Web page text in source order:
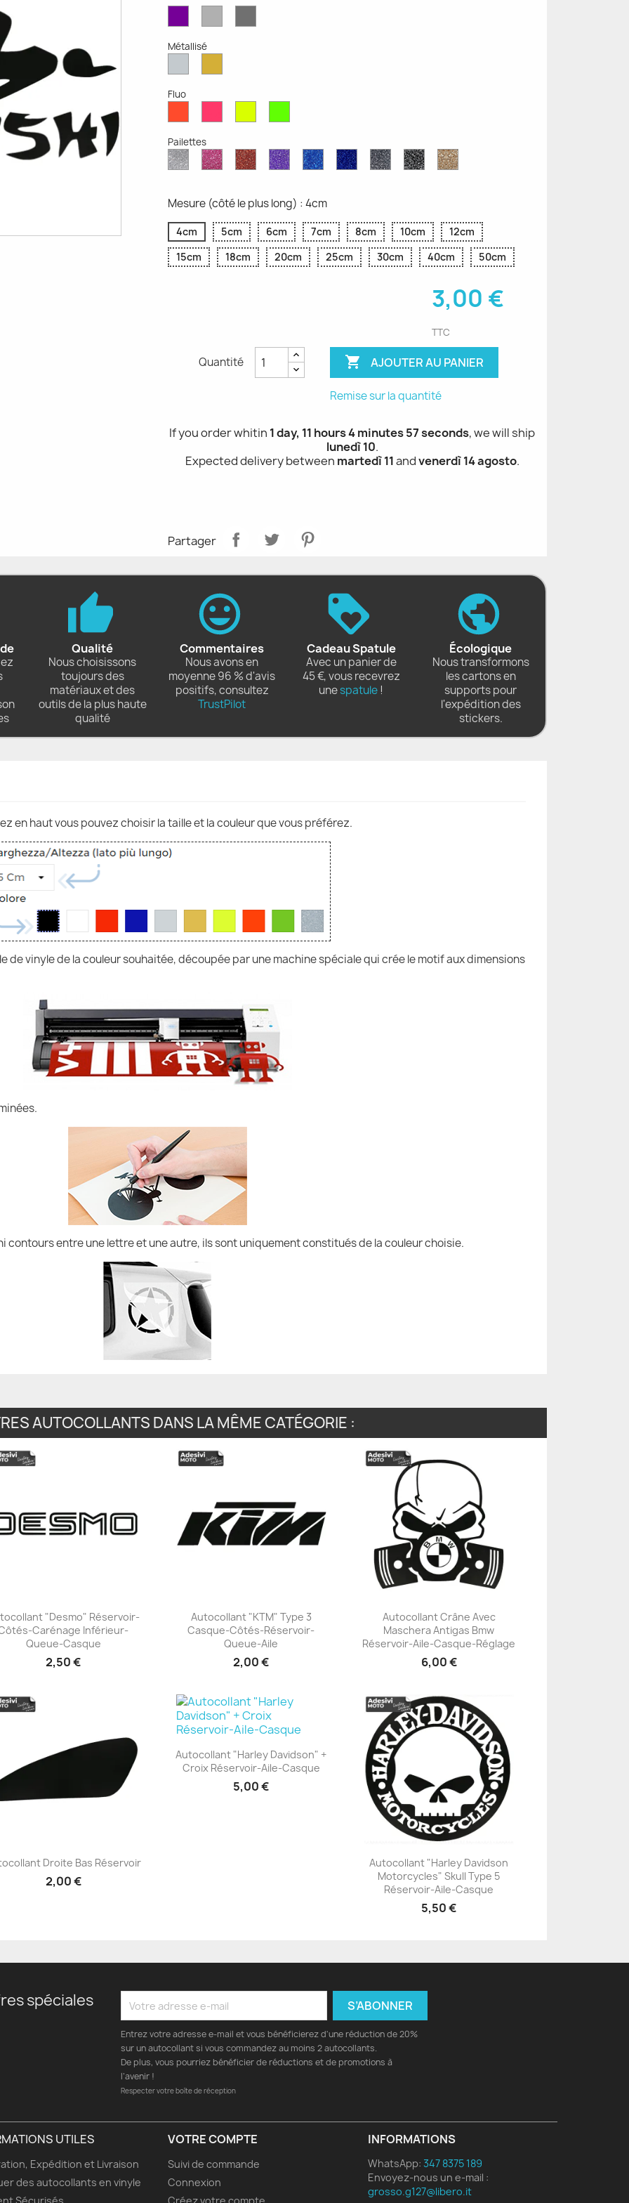
Mat
Clair
Foncé
Métallisé
MétalliséMétallique
Fluo
Fluo
Fluo
Fluo
Fluo
Pailettes
Diamant
Scintillant
Paillettes
Roses
Paillettes
Rouges
Paillettes
Violettes
Saphir
Bleu
Paillettes
Bleu
Gris
Pailleté
Paillettes
Noires
Paillettes
d'Or
Mesure (côté le plus long) : 4cm
4cm 5cm 6cm 7cm 8cm 10cm
12cm
15cm
18cm 20cm 25cm 30cm 40cm 50cm
3,00 €
TTC
Quantité  AJOUTER AU PANIER
Remise sur la quantité
If you order whitin 1 day, 11 hours 4 minutes 56 seconds, we will ship
lunedì 10.
Expected delivery between martedì 11andvenerdì 14 agosto.
Partager
Qualité
Nous choisissons
toujours des
matériaux et des
outils de la plus haute
qualité
Commentaires
Nous avons en
moyenne 96 % d'avis
positifs, consultez
TrustPilot
Cadeau Spatule
Avec un panier de
45 €, vous recevrez
unespatule !
Écologique
Nous transformons
les cartons en
supports pour
l'expédition des
stickers.
en haut vous pouvez choisir la taille et la couleur que vous préférez.
de vinyle de la couleur souhaitée, découpée par une machine spéciale qui crée le motif aux dimensions
contours entre une lettre et une autre, ils sont uniquement constitués de la couleur choisie.
AUTOCOLLANTS DANS LA MÊME CATÉGORIE :
+23
"Desmo" Réservoir-
Carénage Inférieur-
Queue-Casque
2,50 €
+23
Autocollant "KTM" Type 3
Casque-Côtés-Réservoir-
Queue-Aile
2,00 €
+23
Autocollant Crâne Avec
Maschera Antigas Bmw
Réservoir-Aile-Casque-Réglage
6,00 €
+23
Droite Bas Réservoir
2,00 €
+23
Autocollant "Harley Davidson" +
Croix Réservoir-Aile-Casque
5,00 €
+23
Autocollant "Harley Davidson
Motorcycles" Skull Type 5
Réservoir-Aile-Casque
5,50 €
spéciales
Entrez votre adresse e-mail et vous bénéficierez d'une réduction de 20%
sur un autocollant si vous commandez au moins 2 autocollants.
De plus, vous pourriez bénéficier de réductions et de promotions à
l’avenir !
Respecter votre boîte de réception
UTILES
Expédition et Livraison
des autocollants en vinyle
VOTRE COMPTE
Suivi de commande
Connexion
INFORMATIONS
WhatsApp: 347 8375 189
Envoyez-nous un e-mail :
grosso.g127@libero.it